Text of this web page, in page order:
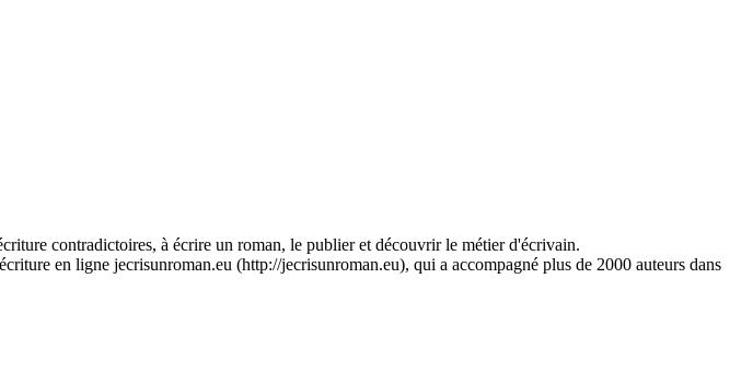
contradictoires, à écrire un roman, le publier et découvrir le métier d'écrivain.
en ligne jecrisunroman.eu (http://jecrisunroman.eu), qui a accompagné plus de 2000 auteurs dans